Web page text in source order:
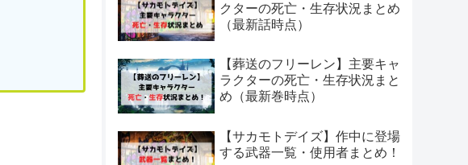
クターの死亡・生存状況まとめ
（最新話時点）
【葬送のフリーレン】主要キャ
ラクターの死亡・生存状況まと
め（最新巻時点）
【サカモトデイズ】作中に登場
する武器一覧・使用者まとめ！